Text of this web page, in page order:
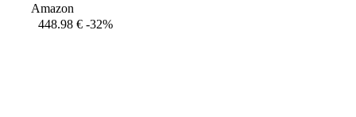
Amazon
448.98 € -32%